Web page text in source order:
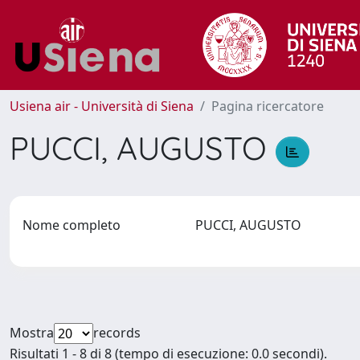
Usiena air - Università di Siena Pagina ricercatore
PUCCI, AUGUSTO
Nome completo PUCCI, AUGUSTO
Mostra
records
Risultati 1 - 8 di 8 (tempo di esecuzione: 0.0 secondi).